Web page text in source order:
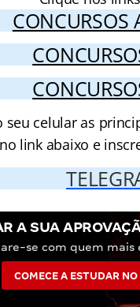
CONCURSOS
seu celular as
link abaixo e
A SUA
se com quem mais
COMECE A ESTUDAR